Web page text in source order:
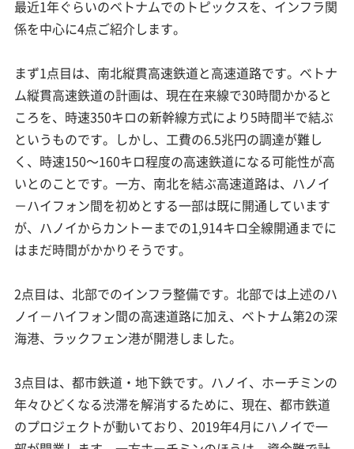
最近1年ぐらいのベトナムでのトピックスを、インフラ関
係を中心に4点ご紹介します。
まず1点目は、南北縦貫高速鉄道と高速道路です。ベトナ
ム縦貫高速鉄道の計画は、現在在来線で30時間かかると
ころを、時速350キロの新幹線方式により5時間半で結ぶ
というものです。しかし、工費の6.5兆円の調達が難し
く、時速150～160キロ程度の高速鉄道になる可能性が高
いとのことです。一方、南北を結ぶ高速道路は、ハノイ
－ハイフォン間を初めとする一部は既に開通しています
が、ハノイからカントーまでの1,914キロ全線開通までに
はまだ時間がかかりそうです。
2点目は、北部でのインフラ整備です。北部では上述のハ
ノイ－ハイフォン間の高速道路に加え、ベトナム第2の深
海港、ラックフェン港が開港しました。
3点目は、都市鉄道・地下鉄です。ハノイ、ホーチミンの
年々ひどくなる渋滞を解消するために、現在、都市鉄道
のプロジェクトが動いており、2019年4月にハノイで一